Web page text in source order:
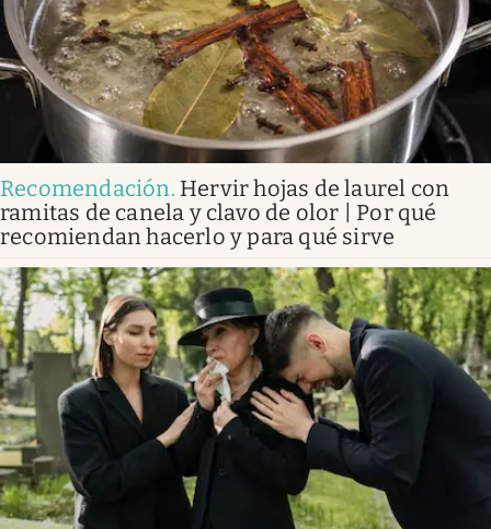
Recomendación. Hervir hojas de laurel con
ramitas de canela y clavo de olor | Por qué
recomiendan hacerlo y para qué sirve